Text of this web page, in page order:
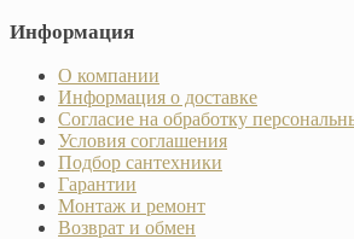
Информация
О компании
Информация о доставке
Согласие на обработку
Условия соглашения
Подбор сантехники
Гарантии
Монтаж и ремонт
Возврат и обмен